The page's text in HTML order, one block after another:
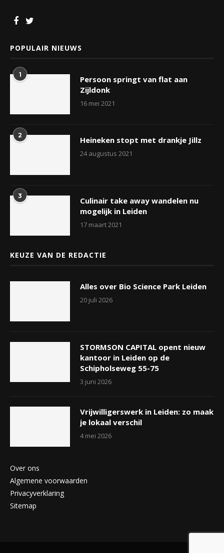
POPULAIR NIEUWS
1
Persoon springt van flat aan
Zijldonk
16 mei 2021
2 Heineken stopt met drankje Jillz
24 augustus 2021
3
Culinair take away wandelen nu
mogelijk in Leiden
17 maart 2021
KEUZE VAN DE REDACTIE
Alles over Bio Science Park Leiden
20 juli 2026
STORMSON CAPITAL opent nieuw
kantoor in Leiden op de
Schipholseweg 55-75
3 juni 2026
Vrijwilligerswerk in Leiden: zo maak
je lokaal verschil
4 mei 2026
Over ons
Algemene voorwaarden
Privacyverklaring
Sitemap